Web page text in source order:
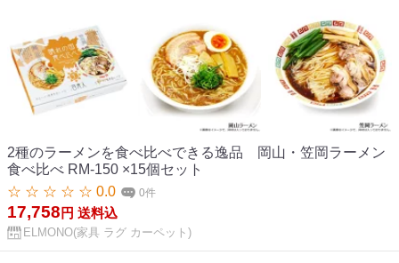
2種のラーメンを食べ比べできる逸品 岡山・笠岡ラーメン
食べ比べ RM-150 ×15個セット
☆ ☆ ☆ ☆ ☆ 0.0
0件
17,758 円 送料込
ELMONO(家具 ラグ カーペット)